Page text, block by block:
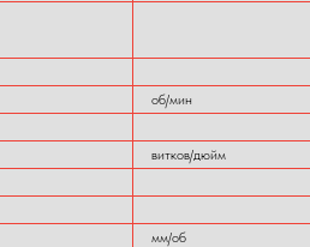
об/мин
витков/дюйм
мм/об